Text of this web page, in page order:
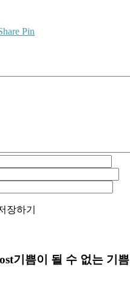
Pin
장하기
기쁨이 될 수 없는 기쁨